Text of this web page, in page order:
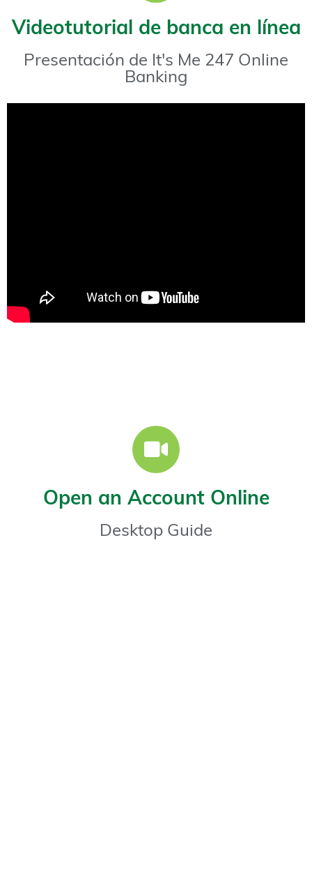
Videotutorial de banca en línea
Presentación de It's Me 247 Online
Banking
Open an Account Online
Desktop Guide